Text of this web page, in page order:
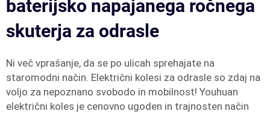
baterijsko napajanega ročnega
skuterja za odrasle
Ni več vprašanje, da se po ulicah sprehajate na
staromodni način. Električni kolesi za odrasle so zdaj na
voljo za nepoznano svobodo in mobilnost! Youhuan
električni koles je cenovno ugoden in trajnosten način